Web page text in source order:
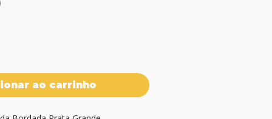
ao carrinho